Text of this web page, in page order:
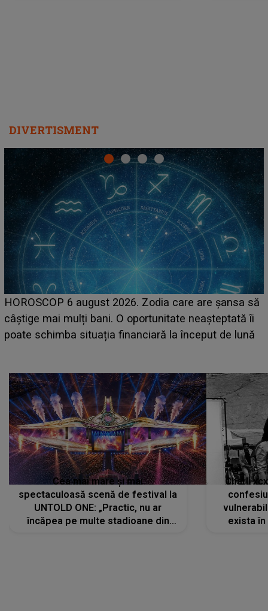
DIVERTISMENT
LINE-UP UNTOLD ONE, prima zi. Cine sunt artiștii
care deschid festivalul și de la ce ore au loc cele mai
așteptate concerte pe scena principală?
Cea mai mare și mai
spectaculoasă scenă de festival la
UNTOLD ONE: „Practic, nu ar
încăpea pe multe stadioane din
Charli
exista